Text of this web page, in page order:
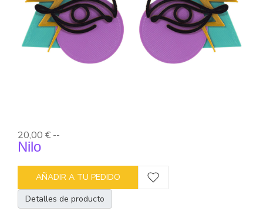
20,00 € --
Nilo
AÑADIR A TU PEDIDO
Detalles de producto